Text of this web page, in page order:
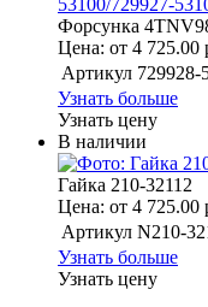
Форсунка
Цена: от 4 725.00
Артикул 729928-
Узнать больше
Узнать цену
В наличии
Гайка 210-32112
Цена: от 4 725.00
Артикул N210-
Узнать больше
Узнать цену